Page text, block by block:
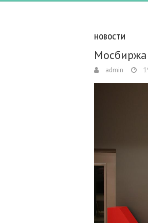
НОВОСТИ
admin